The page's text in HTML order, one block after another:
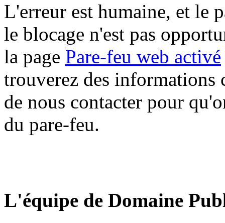
L'erreur est humaine, et le
le blocage n'est pas
la page Pare-feu web activé
trouverez des informations
de nous contacter pour
du pare-feu.
L'équipe de Domaine